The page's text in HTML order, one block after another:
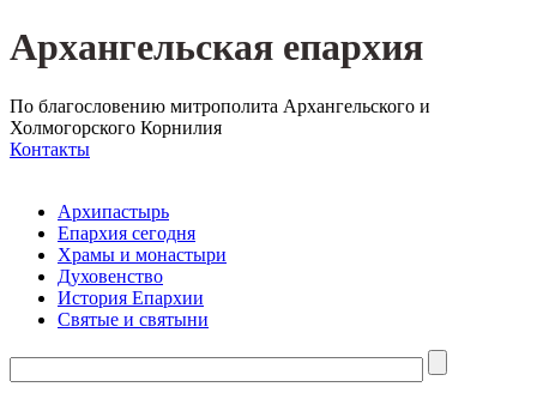
Архангельская епархия
По благословению митрополита Архангельского и
Холмогорского Корнилия
Контакты
Архипастырь
Епархия сегодня
Храмы и монастыри
Духовенство
История Епархии
Святые и святыни